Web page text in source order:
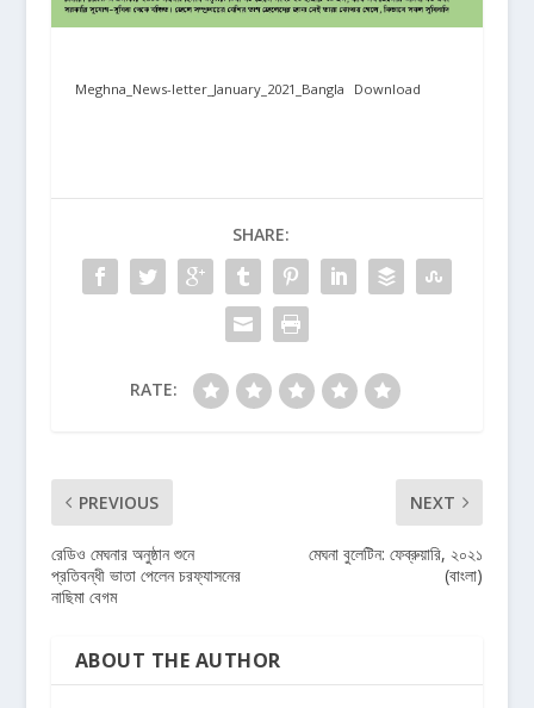
Meghna_News-letter_January_2021_Bangla Download
SHARE:
RATE:
PREVIOUS
রেডিও মেঘনার অনুষ্ঠান শুনে
প্রতিবন্ধী ভাতা পেলেন চরফ্যাসনের
নাছিমা বেগম
NEXT
মেঘনা বুলেটিন: ফেব্রুয়ারি, ২০২১
(বাংলা)
ABOUT THE AUTHOR